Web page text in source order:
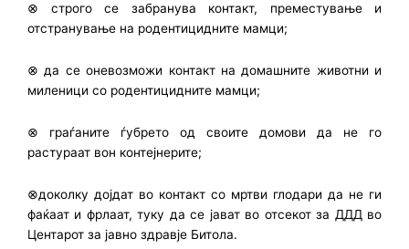
⊗ строго се забранува контакт, преместување и
отстранување на родентицидните мамци;
⊗ да се оневозможи контакт на домашните животни и
миленици со родентицидните мамци;
⊗ граѓаните ѓубрето од своите домови да не го
растураат вон контејнерите;
⊗доколку дојдат во контакт со мртви глодари да не ги
фаќаат и фрлаат, туку да се јават во отсекот за ДДД во
Центарот за јавно здравје Битола.